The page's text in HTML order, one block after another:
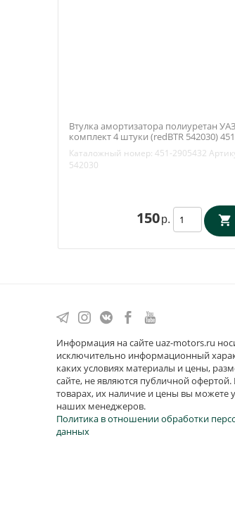
Втулка амортизатора полиуретан УАЗ
комплект 4 штуки (redBTR 542030)
Каталожный номер: 451-2905432
542030
150 р.
Информация на сайте uaz-motors.ru
исключительно информационный
каких условиях материалы и цены,
сайте, не являются публичной
товарах, их наличие и цены вы можете
наших менеджеров.
Политика в отношении обработки
данных